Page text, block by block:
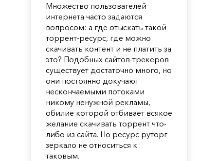
Множество пользователей
интернета часто задаются
вопросом: а где отыскать такой
торрент-ресурс, где можно
скачивать контент и не платить за
это? Подобных сайтов-трекеров
существует достаточно много, но
они постоянно докучают
нескончаемыми потоками
никому ненужной рекламы,
обилие которой отбивает всякое
желание скачивать торрент что-
либо из сайта. Но ресурс руторг
зеркало не относиться к
таковым.